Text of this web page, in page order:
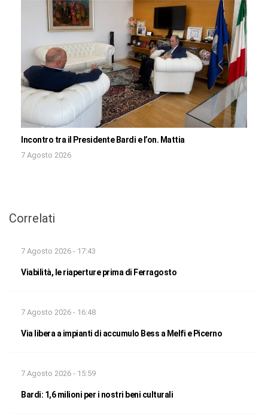
Incontro tra il Presidente Bardi e l’on. Mattia
7 Agosto 2026
Correlati
7 Agosto 2026 - 17:43
Viabilità, le riaperture prima di Ferragosto
7 Agosto 2026 - 16:48
Via libera a impianti di accumulo Bess a Melfi e Picerno
7 Agosto 2026 - 15:59
Bardi: 1,6 milioni per i nostri beni culturali